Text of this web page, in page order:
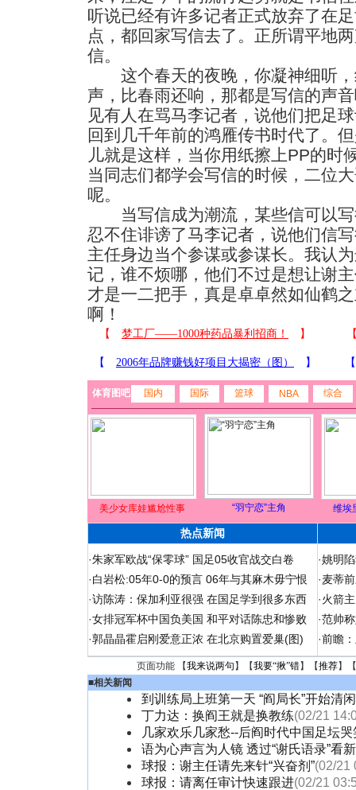
听说已经有许多记者正式放弃了在
点，都回家写信去了。正所谓平地
信。
这个春天的夜晚，你凝神细听，
声，比春雨还响，那都是写信的声
见有人在骂马李记者，说他们把足
回到几千年前的鸿雁传书时代了。
儿就是这样，当你用纸擦上PP的时
当同志们都学会写信的时候，二位
呢。
当写信成为潮流，某些信可以写
忍不住诽谤了马李记者，说他们信
主任身边当个参谋或参谋长。我认
记，谁不烦哪，他们不过是想让谢
才是一二把手，真是卓卓然如仙鹤
啊！
体育图吧 国内 国际 篮球 NBA 综合
美少女库娃尴尬性事 “羽宁恋”主角 维埃
热点新闻
·朱家军欧战“保零球” 国足05收官战交白卷
·白岩松:05年0-0的预言 06年与其麻木毋宁恨
·访陈涛：保加利亚很强 在国足学到很多东西
·女排冠军杯中国负美国 和平对话陈忠和惨败
·郭晶晶霍启刚爱意正浓 在北京购置爱巢(图)
·姚明
·麦蒂
·火箭
·范帅
·前瞻
页面功能 【我来说两句 】【我要“揪”错】【推荐】
■相关新闻
到训练局上班第一天 “阎局长”开始清
丁力达：换阎王就是换教练(02/21
几家欢乐几家愁--后阎时代中国足坛
语为心声言为人镜 透过“谢氏语录”看
球报：谢主任请先来针“兴奋剂”(02/21
球报：请离任审计快速跟进(02/21